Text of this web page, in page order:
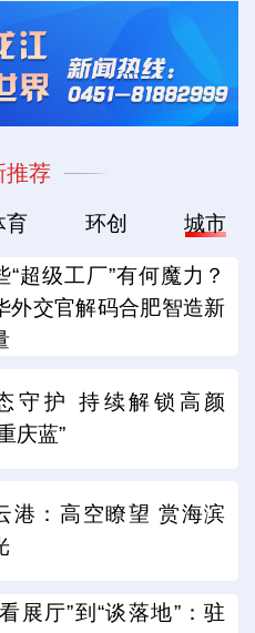
推荐
育 环创 城市
“超级工厂”有何魔力？
外交官解码合肥智造新
守护 持续解锁高颜
庆蓝”
港：高空瞭望 赏海滨
展厅”到“谈落地”：驻